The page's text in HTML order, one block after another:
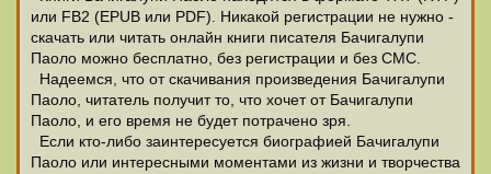
или FB2 (EPUB или PDF). Никакой регистрации не нужно -
скачать или читать онлайн книги писателя Бачигалупи
Паоло можно бесплатно, без регистрации и без СМС.
Надеемся, что от скачивания произведения Бачигалупи
Паоло, читатель получит то, что хочет от Бачигалупи
Паоло, и его время не будет потрачено зря.
Если кто-либо заинтересуется биографией Бачигалупи
Паоло или интересными моментами из жизни и творчества